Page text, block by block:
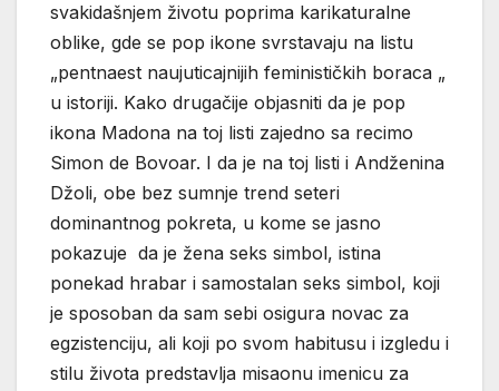
svakidašnjem životu poprima karikaturalne
oblike, gde se pop ikone svrstavaju na listu
„pentnaest naujuticajnijih feminističkih boraca „
u istoriji. Kako drugačije objasniti da je pop
ikona Madona na toj listi zajedno sa recimo
Simon de Bovoar. I da je na toj listi i Andženina
Džoli, obe bez sumnje trend seteri
dominantnog pokreta, u kome se jasno
pokazuje da je žena seks simbol, istina
ponekad hrabar i samostalan seks simbol, koji
je sposoban da sam sebi osigura novac za
egzistenciju, ali koji po svom habitusu i izgledu i
stilu života predstavlja misaonu imenicu za